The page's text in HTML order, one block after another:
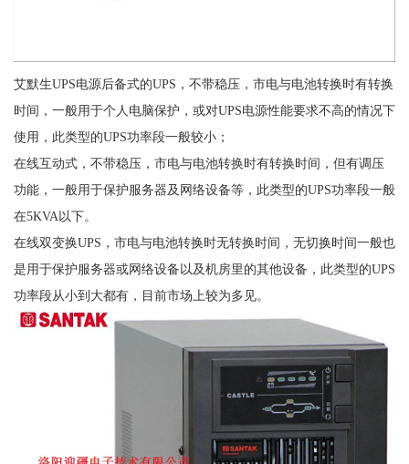
艾默生UPS电源后备式的UPS，不带稳压，市电与电池转换时有转换
时间，一般用于个人电脑保护，或对UPS电源性能要求不高的情况下
使用，此类型的UPS功率段一般较小；
在线互动式，不带稳压，市电与电池转换时有转换时间，但有调压
功能，一般用于保护服务器及网络设备等，此类型的UPS功率段一般
在5KVA以下。
在线双变换UPS，市电与电池转换时无转换时间，无切换时间一般也
是用于保护服务器或网络设备以及机房里的其他设备，此类型的UPS
功率段从小到大都有，目前市场上较为多见。